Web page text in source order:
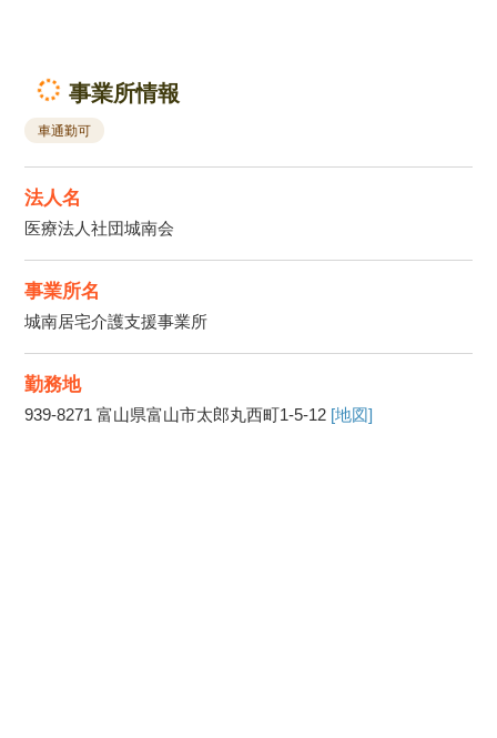
事業所情報
車通勤可
法人名
医療法人社団城南会
事業所名
城南居宅介護支援事業所
勤務地
939-8271 富山県富山市太郎丸西町1-5-12 [地図]